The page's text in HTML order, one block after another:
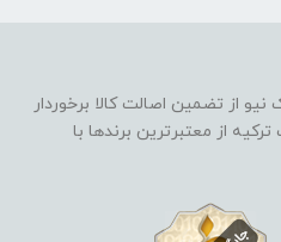
از تضمین اصالت کالا برخوردار
از معتبرترین برندها با